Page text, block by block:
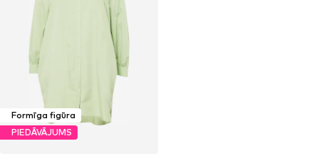
Formīga figūra
PIEDĀVĀJUMS